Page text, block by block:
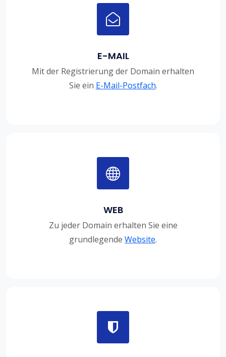
E-MAIL
Mit der Registrierung der Domain erhalten
Sie ein E-Mail-Postfach.
WEB
Zu jeder Domain erhalten Sie eine
grundlegende Website.